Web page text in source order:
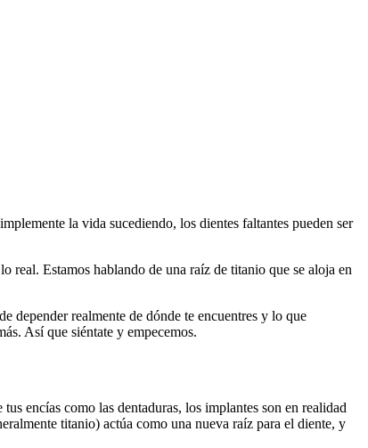
la vida sucediendo, los dientes faltantes pueden ser
real. Estamos hablando de una raíz de titanio que se aloja en
depender realmente de dónde te encuentres y lo que
Así que siéntate y empecemos.
encías como las dentaduras, los implantes son en realidad
titanio) actúa como una nueva raíz para el diente, y